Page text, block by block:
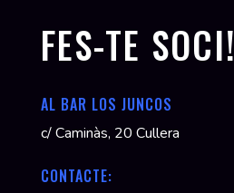
FES-TE SOCI!
AL BAR LOS JUNCOS
c/ Caminàs, 20 Cullera
CONTACTE: